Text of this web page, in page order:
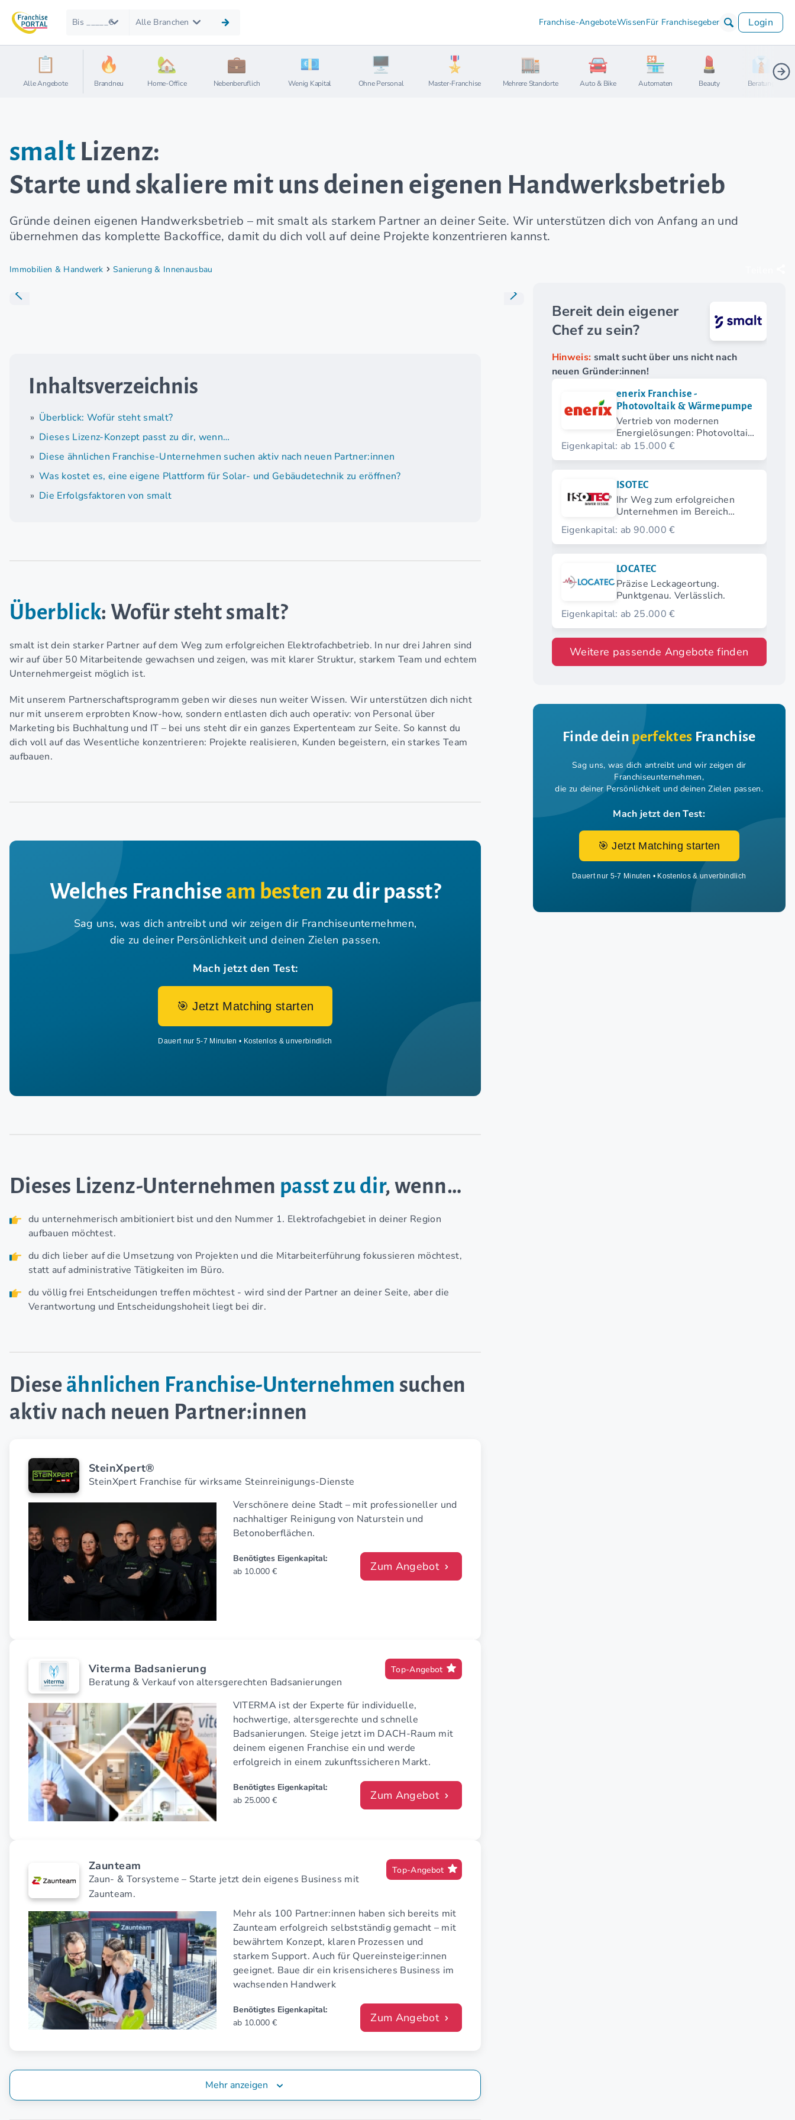
Bis _____€ Alle Branchen Franchise-AngeboteWissenFür Franchisegeber Login
Alle Angebote Brandneu Home-Office Nebenberuflich Wenig Kapital Ohne Personal Master-Franchise Mehrere Standorte Auto & Bike Automaten Beauty Beratung
smalt Lizenz:
Starte und skaliere mit uns deinen eigenen Handwerksbetrieb
Gründe deinen eigenen Handwerksbetrieb – mit smalt als starkem Partner an deiner Seite. Wir unterstützen dich von Anfang an und
übernehmen das komplette Backoffice, damit du dich voll auf deine Projekte konzentrieren kannst.
Immobilien & Handwerk Sanierung & Innenausbau
Inhaltsverzeichnis
Überblick: Wofür steht smalt?
Dieses Lizenz-Konzept passt zu dir, wenn…
Diese ähnlichen Franchise-Unternehmen suchen aktiv nach neuen Partner:innen
Was kostet es, eine eigene Plattform für Solar- und Gebäudetechnik zu eröffnen?
Die Erfolgsfaktoren von smalt
Überblick: Wofür steht smalt?
smalt ist dein starker Partner auf dem Weg zum erfolgreichen Elektrofachbetrieb. In nur drei Jahren sind
wir auf über 50 Mitarbeitende gewachsen und zeigen, was mit klarer Struktur, starkem Team und echtem
Unternehmergeist möglich ist.
Mit unserem Partnerschaftsprogramm geben wir dieses nun weiter Wissen. Wir unterstützen dich nicht
nur mit unserem erprobten Know-how, sondern entlasten dich auch operativ: von Personal über
Marketing bis Buchhaltung und IT – bei uns steht dir ein ganzes Expertenteam zur Seite. So kannst du
dich voll auf das Wesentliche konzentrieren: Projekte realisieren, Kunden begeistern, ein starkes Team
aufbauen.
Welches Franchise am besten zu dir passt?
Sag uns, was dich antreibt und wir zeigen dir Franchiseunternehmen,
die zu deiner Persönlichkeit und deinen Zielen passen.
Mach jetzt den Test:
🎯 Jetzt Matching starten
Dauert nur 5-7 Minuten • Kostenlos & unverbindlich
Dieses Lizenz-Unternehmen passt zu dir, wenn…
du unternehmerisch ambitioniert bist und den Nummer 1. Elektrofachgebiet in deiner Region
aufbauen möchtest.
du dich lieber auf die Umsetzung von Projekten und die Mitarbeiterführung fokussieren möchtest,
statt auf administrative Tätigkeiten im Büro.
du völlig frei Entscheidungen treffen möchtest - wird sind der Partner an deiner Seite, aber die
Verantwortung und Entscheidungshoheit liegt bei dir.
Diese ähnlichen Franchise-Unternehmen suchen
aktiv nach neuen Partner:innen
SteinXpert®
SteinXpert Franchise für wirksame Steinreinigungs-Dienste
Verschönere deine Stadt – mit profes­sioneller und
nach­haltiger Reinigung von Naturstein und
Betonoberflächen.
Benötigtes Eigenkapital:
ab 10.000 €
Zum Angebot
Viterma Badsanierung
Beratung & Verkauf von altersgerechten Badsanierungen
Top-Angebot
VITERMA ist der Experte für individuelle,
hochwertige, altersgerechte und schnelle
Badsanierungen. Steige jetzt im DACH-Raum mit
deinem eigenen Franchise ein und werde
erfolgreich in einem zukunftssicheren Markt.
Benötigtes Eigenkapital:
ab 25.000 €
Zum Angebot
Zaunteam
Zaun- & Torsysteme – Starte jetzt dein eigenes Business mit
Zaunteam.
Top-Angebot
Mehr als 100 Partner:innen haben sich bereits mit
Zaunteam erfolgreich selbstständig gemacht – mit
bewährtem Konzept, klaren Prozessen und
starkem Support. Auch für Quereinsteiger:innen
geeignet. Baue dir ein krisensicheres Business im
wachsenden Handwerk
Benötigtes Eigenkapital:
ab 10.000 €
Zum Angebot
Mehr anzeigen
Bereit dein eigener
Chef zu sein?
Hinweis: smalt sucht über uns nicht nach
neuen Gründer:innen!
enerix Franchise -
Photovoltaik & Wärmepumpe
Vertrieb von modernen
Energielösungen: Photovoltaik
& Wärmepumpen
Eigenkapital: ab 15.000 €
ISOTEC
Ihr Weg zum erfolgreichen
Unternehmen im Bereich
Feuchtigkeitsschutz
Eigenkapital: ab 90.000 €
LOCATEC
Präzise Leckageortung.
Punktgenau. Verlässlich.
Eigenkapital: ab 25.000 €
Weitere passende Angebote finden
Finde dein perfektes Franchise
Sag uns, was dich antreibt und wir zeigen dir
Franchiseunternehmen,
die zu deiner Persönlichkeit und deinen Zielen passen.
Mach jetzt den Test:
🎯 Jetzt Matching starten
Dauert nur 5-7 Minuten • Kostenlos & unverbindlich